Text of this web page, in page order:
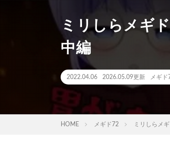
ミリしらメギ
中編
2022.04.06 2026.05.09更新 メギド
HOME メギド72 ミリしらメ